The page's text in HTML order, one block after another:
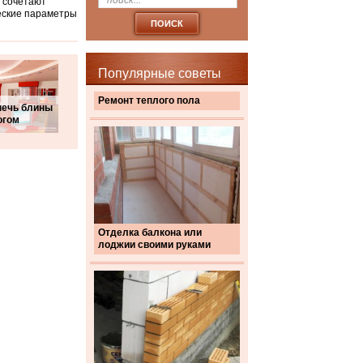
Популярные советы
Ремонт теплого пола
Отделка балкона или
лоджии своими руками
параметры
блины